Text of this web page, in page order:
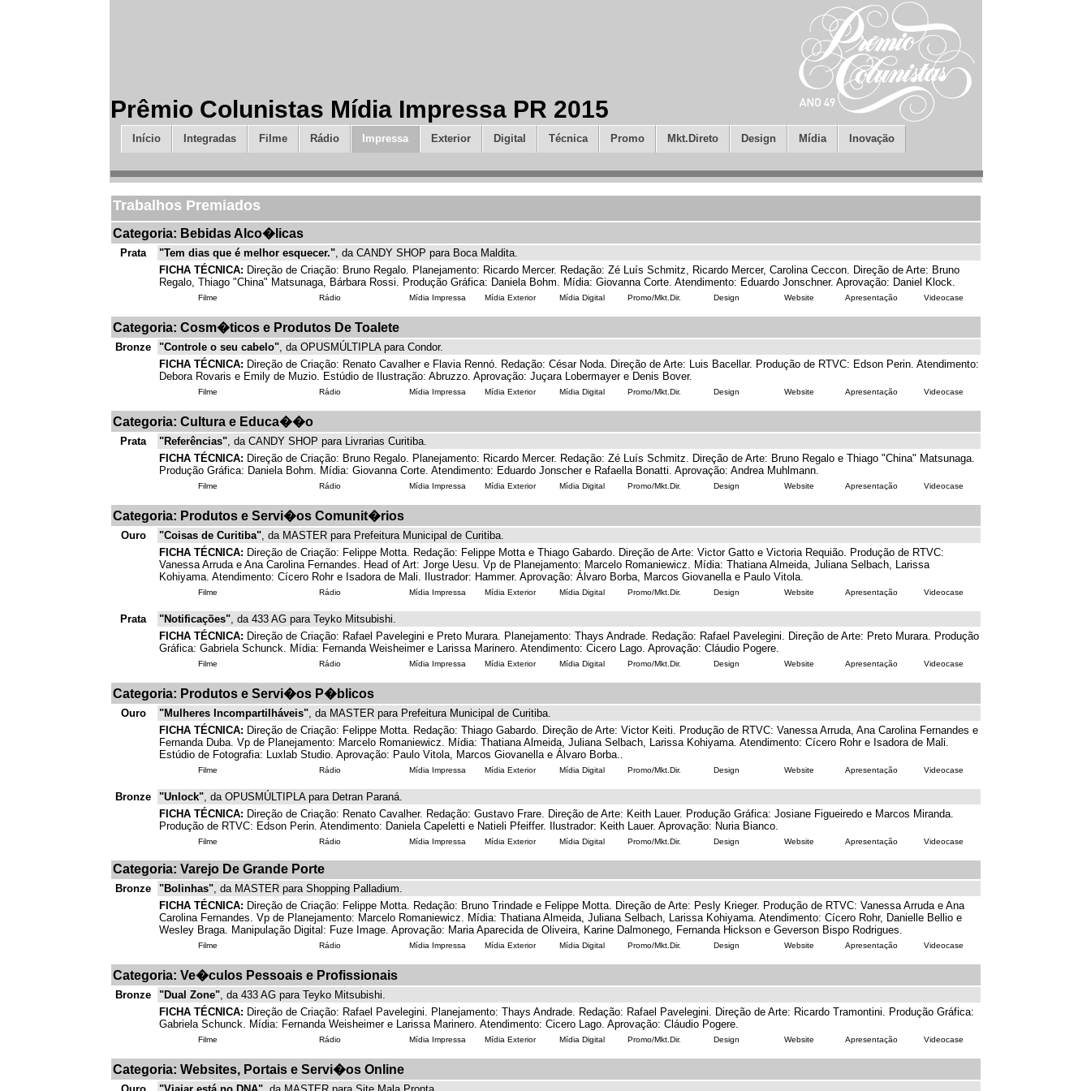
Prêmio Colunistas Mídia Impressa PR 2015
Início Integradas Filme Rádio Impressa Exterior Digital Técnica Promo Mkt.Direto Design Mídia Inovação
Trabalhos Premiados
Categoria: Bebidas Alco�licas
Prata "Tem dias que é melhor esquecer.", da CANDY SHOP para Boca Maldita.
FICHA TÉCNICA: Direção de Criação: Bruno Regalo. Planejamento: Ricardo Mercer. Redação: Zé Luís Schmitz, Ricardo Mercer, Carolina Ceccon. Direção de Arte: Bruno
Regalo, Thiago "China" Matsunaga, Bárbara Rossi. Produção Gráfica: Daniela Bohm. Mídia: Giovanna Corte. Atendimento: Eduardo Jonschner. Aprovação: Daniel Klock.
Filme Rádio Mídia Impressa Mídia Exterior Mídia Digital Promo/Mkt.Dir. Design Website Apresentação Videocase
Categoria: Cosm�ticos e Produtos De Toalete
Bronze "Controle o seu cabelo", da OPUSMÚLTIPLA para Condor.
FICHA TÉCNICA: Direção de Criação: Renato Cavalher e Flavia Rennó. Redação: César Noda. Direção de Arte: Luis Bacellar. Produção de RTVC: Edson Perin. Atendimento:
Debora Rovaris e Emily de Muzio. Estúdio de Ilustração: Abruzzo. Aprovação: Juçara Lobermayer e Denis Bover.
Filme Rádio Mídia Impressa Mídia Exterior Mídia Digital Promo/Mkt.Dir. Design Website Apresentação Videocase
Categoria: Cultura e Educa��o
Prata "Referências", da CANDY SHOP para Livrarias Curitiba.
FICHA TÉCNICA: Direção de Criação: Bruno Regalo. Planejamento: Ricardo Mercer. Redação: Zé Luís Schmitz. Direção de Arte: Bruno Regalo e Thiago "China" Matsunaga.
Produção Gráfica: Daniela Bohm. Mídia: Giovanna Corte. Atendimento: Eduardo Jonscher e Rafaella Bonatti. Aprovação: Andrea Muhlmann.
Filme Rádio Mídia Impressa Mídia Exterior Mídia Digital Promo/Mkt.Dir. Design Website Apresentação Videocase
Categoria: Produtos e Servi�os Comunit�rios
Ouro "Coisas de Curitiba", da MASTER para Prefeitura Municipal de Curitiba.
FICHA TÉCNICA: Direção de Criação: Felippe Motta. Redação: Felippe Motta e Thiago Gabardo. Direção de Arte: Victor Gatto e Victoria Requião. Produção de RTVC:
Vanessa Arruda e Ana Carolina Fernandes. Head of Art: Jorge Uesu. Vp de Planejamento: Marcelo Romaniewicz. Mídia: Thatiana Almeida, Juliana Selbach, Larissa
Kohiyama. Atendimento: Cícero Rohr e Isadora de Mali. Ilustrador: Hammer. Aprovação: Álvaro Borba, Marcos Giovanella e Paulo Vitola.
Filme Rádio Mídia Impressa Mídia Exterior Mídia Digital Promo/Mkt.Dir. Design Website Apresentação Videocase
Prata "Notificações", da 433 AG para Teyko Mitsubishi.
FICHA TÉCNICA: Direção de Criação: Rafael Pavelegini e Preto Murara. Planejamento: Thays Andrade. Redação: Rafael Pavelegini. Direção de Arte: Preto Murara. Produção
Gráfica: Gabriela Schunck. Mídia: Fernanda Weisheimer e Larissa Marinero. Atendimento: Cicero Lago. Aprovação: Cláudio Pogere.
Filme Rádio Mídia Impressa Mídia Exterior Mídia Digital Promo/Mkt.Dir. Design Website Apresentação Videocase
Categoria: Produtos e Servi�os P�blicos
Ouro "Mulheres Incompartilháveis", da MASTER para Prefeitura Municipal de Curitiba.
FICHA TÉCNICA: Direção de Criação: Felippe Motta. Redação: Thiago Gabardo. Direção de Arte: Victor Keiti. Produção de RTVC: Vanessa Arruda, Ana Carolina Fernandes e
Fernanda Duba. Vp de Planejamento: Marcelo Romaniewicz. Mídia: Thatiana Almeida, Juliana Selbach, Larissa Kohiyama. Atendimento: Cícero Rohr e Isadora de Mali.
Estúdio de Fotografia: Luxlab Studio. Aprovação: Paulo Vitola, Marcos Giovanella e Álvaro Borba..
Filme Rádio Mídia Impressa Mídia Exterior Mídia Digital Promo/Mkt.Dir. Design Website Apresentação Videocase
Bronze "Unlock", da OPUSMÚLTIPLA para Detran Paraná.
FICHA TÉCNICA: Direção de Criação: Renato Cavalher. Redação: Gustavo Frare. Direção de Arte: Keith Lauer. Produção Gráfica: Josiane Figueiredo e Marcos Miranda.
Produção de RTVC: Edson Perin. Atendimento: Daniela Capeletti e Natieli Pfeiffer. Ilustrador: Keith Lauer. Aprovação: Nuria Bianco.
Filme Rádio Mídia Impressa Mídia Exterior Mídia Digital Promo/Mkt.Dir. Design Website Apresentação Videocase
Categoria: Varejo De Grande Porte
Bronze "Bolinhas", da MASTER para Shopping Palladium.
FICHA TÉCNICA: Direção de Criação: Felippe Motta. Redação: Bruno Trindade e Felippe Motta. Direção de Arte: Pesly Krieger. Produção de RTVC: Vanessa Arruda e Ana
Carolina Fernandes. Vp de Planejamento: Marcelo Romaniewicz. Mídia: Thatiana Almeida, Juliana Selbach, Larissa Kohiyama. Atendimento: Cícero Rohr, Danielle Bellio e
Wesley Braga. Manipulação Digital: Fuze Image. Aprovação: Maria Aparecida de Oliveira, Karine Dalmonego, Fernanda Hickson e Geverson Bispo Rodrigues.
Filme Rádio Mídia Impressa Mídia Exterior Mídia Digital Promo/Mkt.Dir. Design Website Apresentação Videocase
Categoria: Ve�culos Pessoais e Profissionais
Bronze "Dual Zone", da 433 AG para Teyko Mitsubishi.
FICHA TÉCNICA: Direção de Criação: Rafael Pavelegini. Planejamento: Thays Andrade. Redação: Rafael Pavelegini. Direção de Arte: Ricardo Tramontini. Produção Gráfica:
Gabriela Schunck. Mídia: Fernanda Weisheimer e Larissa Marinero. Atendimento: Cicero Lago. Aprovação: Cláudio Pogere.
Filme Rádio Mídia Impressa Mídia Exterior Mídia Digital Promo/Mkt.Dir. Design Website Apresentação Videocase
Categoria: Websites, Portais e Servi�os Online